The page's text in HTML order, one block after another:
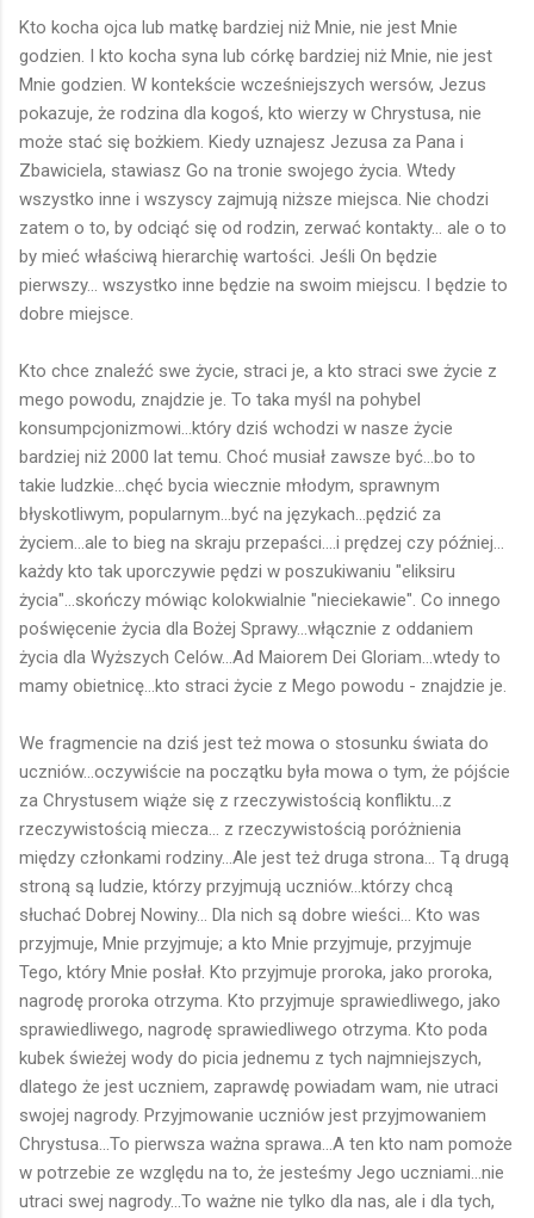
Kto kocha ojca lub matkę bardziej niż Mnie, nie jest Mnie
godzien. I kto kocha syna lub córkę bardziej niż Mnie, nie jest
Mnie godzien. W kontekście wcześniejszych wersów, Jezus
pokazuje, że rodzina dla kogoś, kto wierzy w Chrystusa, nie
może stać się bożkiem. Kiedy uznajesz Jezusa za Pana i
Zbawiciela, stawiasz Go na tronie swojego życia. Wtedy
wszystko inne i wszyscy zajmują niższe miejsca. Nie chodzi
zatem o to, by odciąć się od rodzin, zerwać kontakty... ale o to
by mieć właściwą hierarchię wartości. Jeśli On będzie
pierwszy... wszystko inne będzie na swoim miejscu. I będzie to
dobre miejsce.
Kto chce znaleźć swe życie, straci je, a kto straci swe życie z
mego powodu, znajdzie je. To taka myśl na pohybel
konsumpcjonizmowi...który dziś wchodzi w nasze życie
bardziej niż 2000 lat temu. Choć musiał zawsze być...bo to
takie ludzkie...chęć bycia wiecznie młodym, sprawnym
błyskotliwym, popularnym...być na językach...pędzić za
życiem...ale to bieg na skraju przepaści....i prędzej czy później...
każdy kto tak uporczywie pędzi w poszukiwaniu "eliksiru
życia"...skończy mówiąc kolokwialnie "nieciekawie". Co innego
poświęcenie życia dla Bożej Sprawy...włącznie z oddaniem
życia dla Wyższych Celów...Ad Maiorem Dei Gloriam...wtedy to
mamy obietnicę...kto straci życie z Mego powodu - znajdzie je.
We fragmencie na dziś jest też mowa o stosunku świata do
uczniów...oczywiście na początku była mowa o tym, że pójście
za Chrystusem wiąże się z rzeczywistością konfliktu...z
rzeczywistością miecza... z rzeczywistością poróżnienia
między członkami rodziny...Ale jest też druga strona... Tą drugą
stroną są ludzie, którzy przyjmują uczniów...którzy chcą
słuchać Dobrej Nowiny... Dla nich są dobre wieści... Kto was
przyjmuje, Mnie przyjmuje; a kto Mnie przyjmuje, przyjmuje
Tego, który Mnie posłał. Kto przyjmuje proroka, jako proroka,
nagrodę proroka otrzyma. Kto przyjmuje sprawiedliwego, jako
sprawiedliwego, nagrodę sprawiedliwego otrzyma. Kto poda
kubek świeżej wody do picia jednemu z tych najmniejszych,
dlatego że jest uczniem, zaprawdę powiadam wam, nie utraci
swojej nagrody. Przyjmowanie uczniów jest przyjmowaniem
Chrystusa...To pierwsza ważna sprawa...A ten kto nam pomoże
w potrzebie ze względu na to, że jesteśmy Jego uczniami...nie
utraci swej nagrody...To ważne nie tylko dla nas, ale i dla tych,